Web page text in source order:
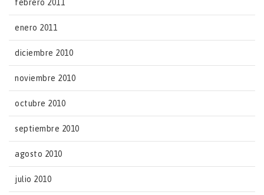
febrero 2011
enero 2011
diciembre 2010
noviembre 2010
octubre 2010
septiembre 2010
agosto 2010
julio 2010